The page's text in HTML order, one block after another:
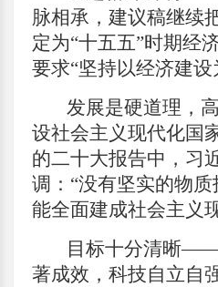
脉相承，建议稿继续
定为“十五五”时期经
要求“坚持以经济建设
发展是硬道理，
设社会主义现代化国
的二十大报告中，习
调：“没有坚实的物
能全面建成社会主义
目标十分清晰
著成效，科技自立自